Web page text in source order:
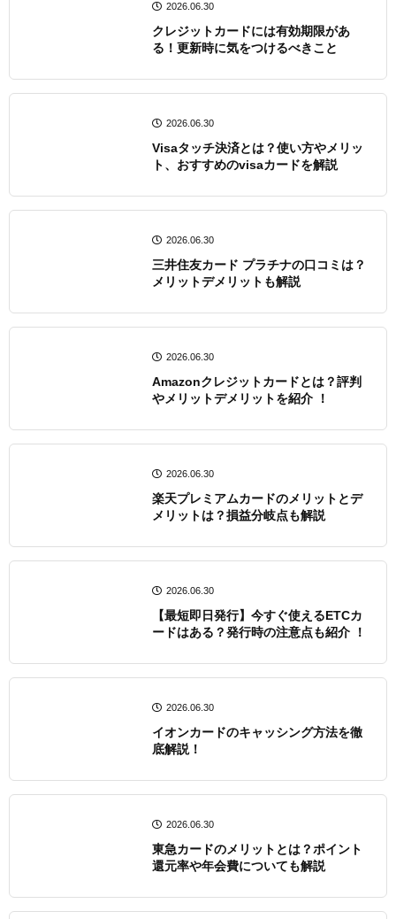
2026.06.30
クレジットカードには有効期限があ
る！更新時に気をつけるべきこと
2026.06.30
Visaタッチ決済とは？使い方やメリッ
ト、おすすめのvisaカードを解説
2026.06.30
三井住友カード プラチナの口コミは？
メリットデメリットも解説
2026.06.30
Amazonクレジットカードとは？評判
やメリットデメリットを紹介 ！
2026.06.30
楽天プレミアムカードのメリットとデ
メリット​は？損益分岐点も解説
2026.06.30
【最短即日発行】今すぐ使えるETCカ
ードはある？発行時の注意点も紹介 ！
2026.06.30
イオンカードのキャッシング方法を徹
底解説！
2026.06.30
東急カードのメリット​とは？ポイント
還元率や年会費についても解説